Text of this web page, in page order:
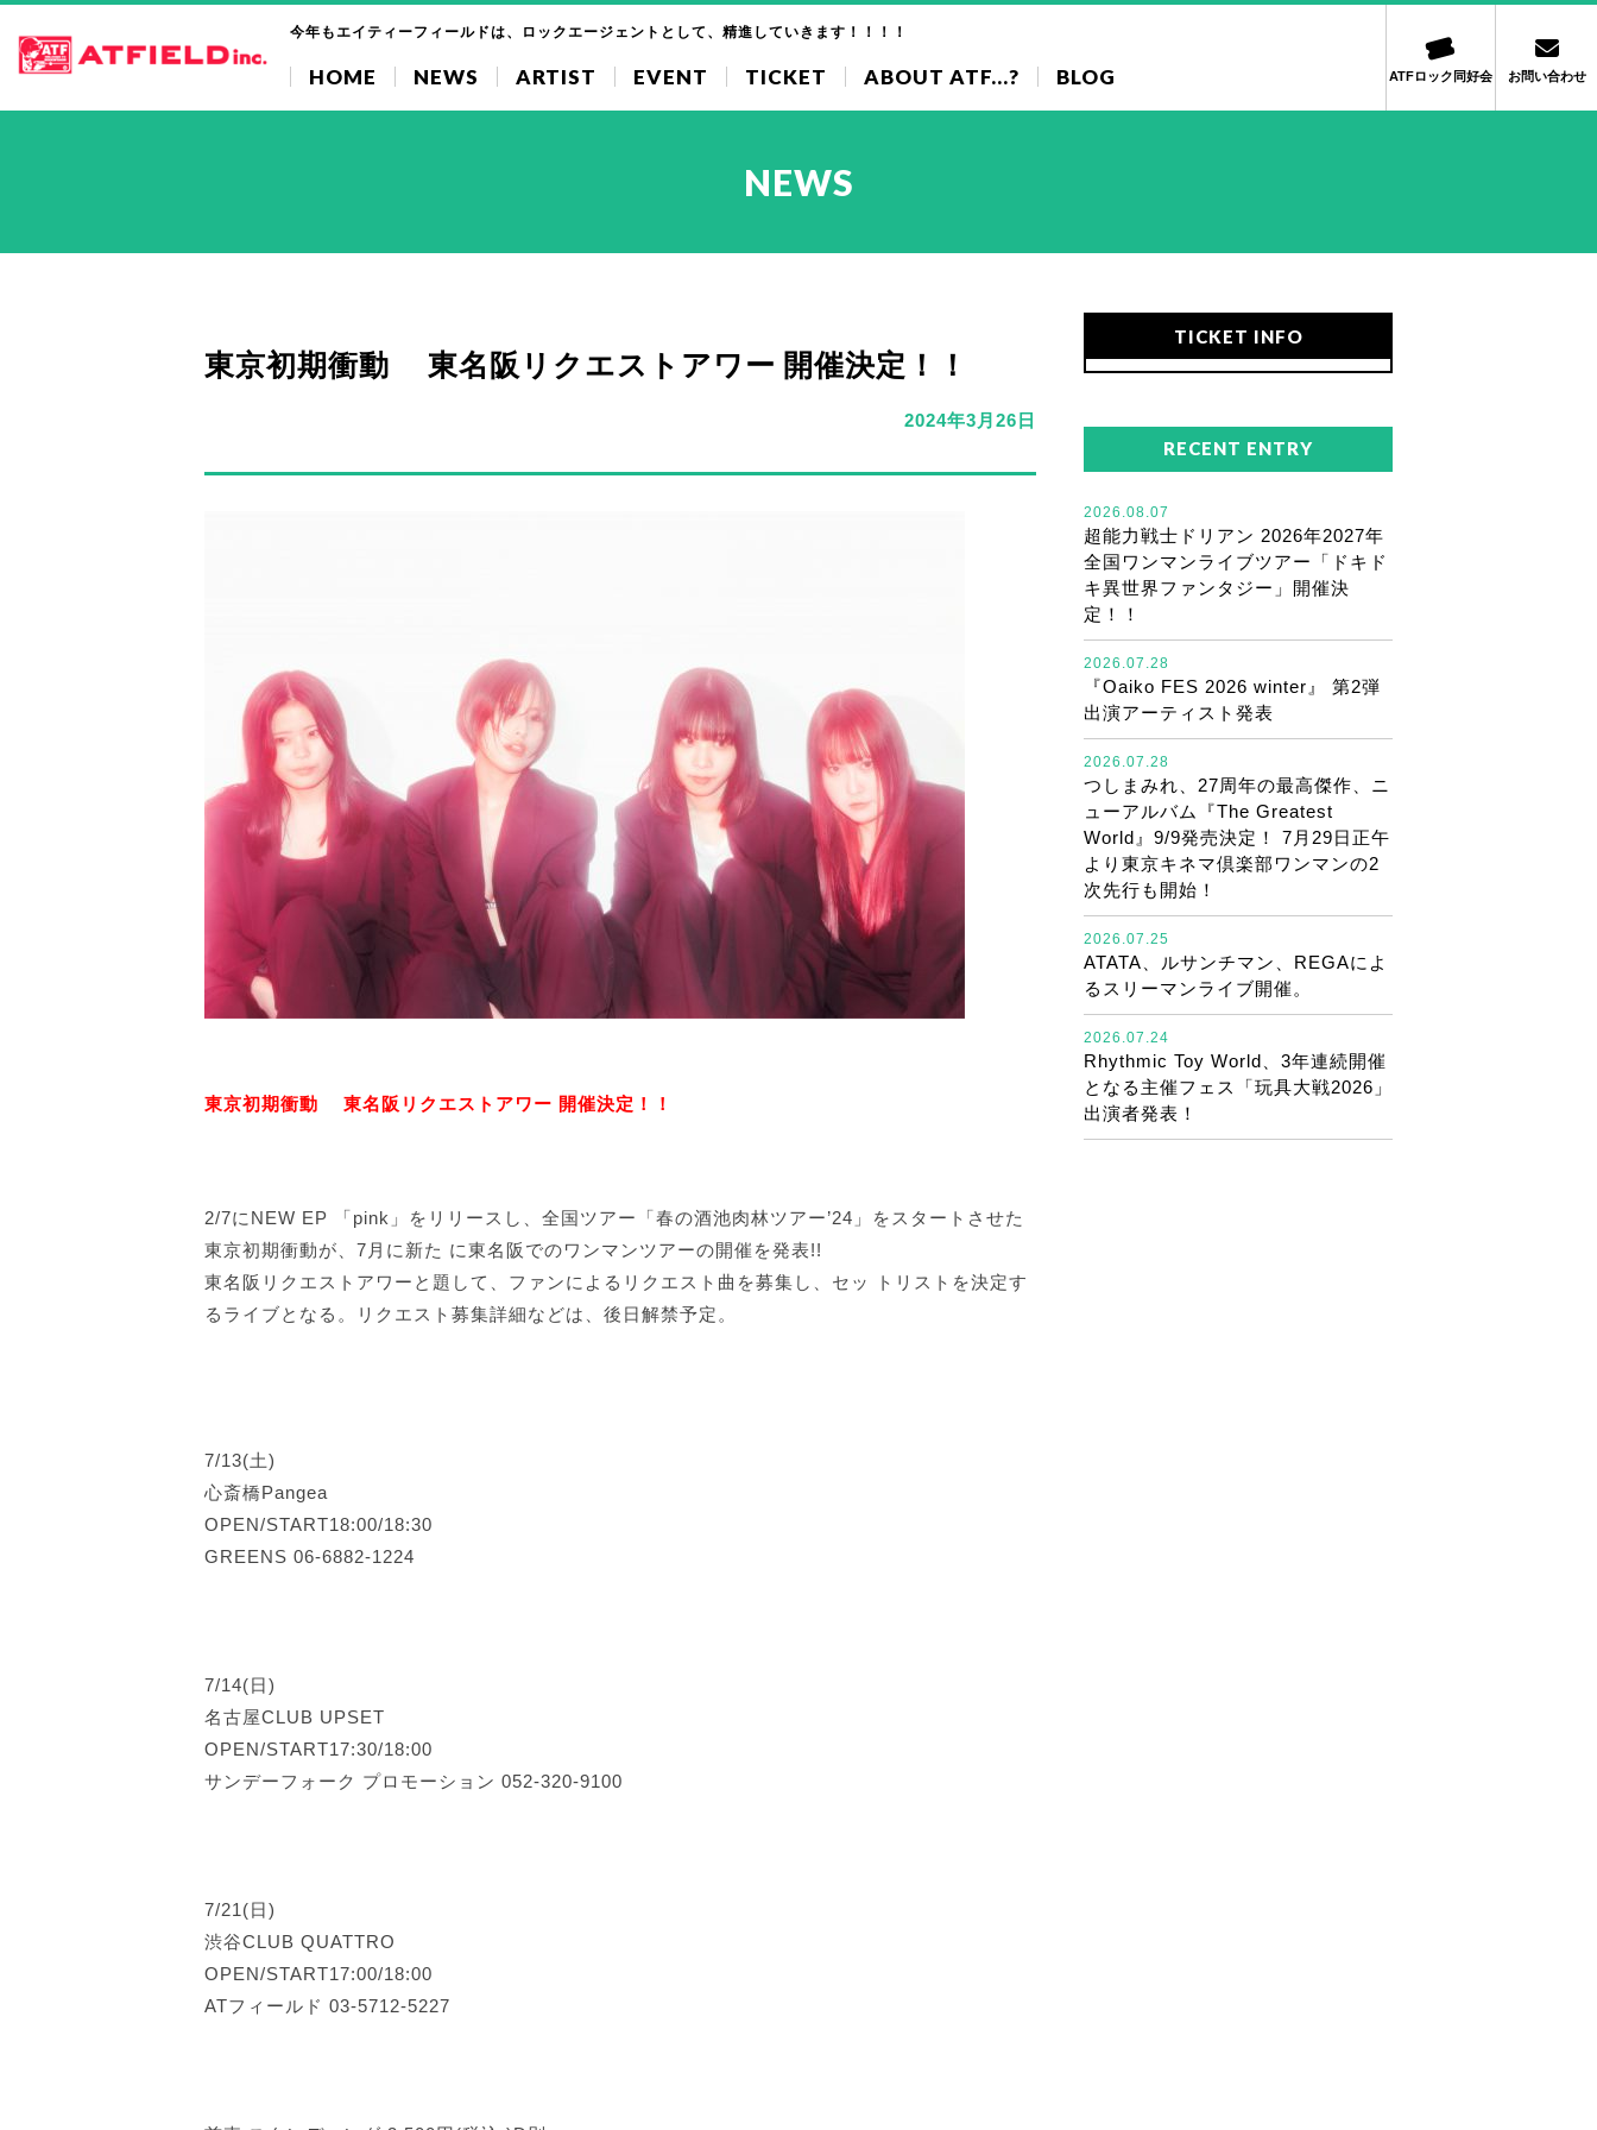
今年もエイティーフィールドは、ロックエージェントとして、精進していきます！！！！
HOME NEWS ARTIST EVENT TICKET ABOUT ATF...? BLOG ATFロック同好会 お問い合わせ
NEWS
東京初期衝動 東名阪リクエストアワー 開催決定！！
2024年3月26日
東京初期衝動 東名阪リクエストアワー 開催決定！！
2/7にNEW EP 「pink」をリリースし、全国ツアー「春の酒池肉林ツアー’24」をスタートさせた
東京初期衝動が、7月に新た に東名阪でのワンマンツアーの開催を発表!!
東名阪リクエストアワーと題して、ファンによるリクエスト曲を募集し、セッ トリストを決定す
るライブとなる。リクエスト募集詳細などは、後日解禁予定。
7/13(土)
心斎橋Pangea
OPEN/START18:00/18:30
GREENS 06-6882-1224
7/14(日)
名古屋CLUB UPSET
OPEN/START17:30/18:00
サンデーフォーク プロモーション 052-320-9100
7/21(日)
渋谷CLUB QUATTRO
OPEN/START17:00/18:00
ATフィールド 03-5712-5227
TICKET INFO
RECENT ENTRY
2026.08.07
超能力戦士ドリアン 2026年2027年
全国ワンマンライブツアー「ドキド
キ異世界ファンタジー」開催決
定！！
2026.07.28
『Oaiko FES 2026 winter』 第2弾
出演アーティスト発表
2026.07.28
つしまみれ、27周年の最高傑作、ニ
ューアルバム『The Greatest
World』9/9発売決定！ 7月29日正午
より東京キネマ倶楽部ワンマンの2
次先行も開始！
2026.07.25
ATATA、ルサンチマン、REGAによ
るスリーマンライブ開催。
2026.07.24
Rhythmic Toy World、3年連続開催
となる主催フェス「玩具大戦2026」
出演者発表！